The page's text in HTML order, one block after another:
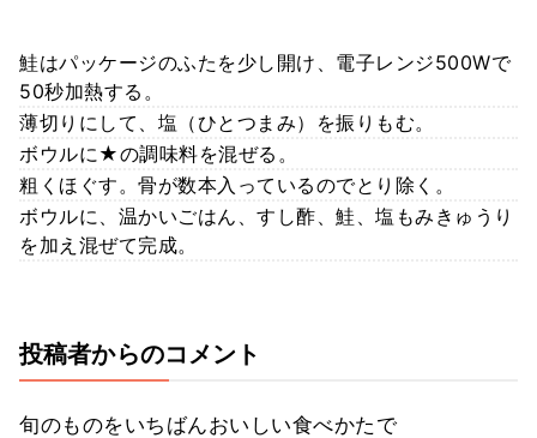
鮭はパッケージのふたを少し開け、電子レンジ500Wで
50秒加熱する。
薄切りにして、塩（ひとつまみ）を振りもむ。
ボウルに★の調味料を混ぜる。
粗くほぐす。骨が数本入っているのでとり除く。
ボウルに、温かいごはん、すし酢、鮭、塩もみきゅうり
を加え混ぜて完成。
投稿者からのコメント
旬のものをいちばんおいしい食べかたで